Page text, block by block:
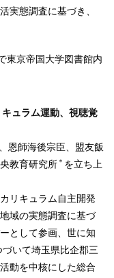
実態調査に基づき、
東京帝国大学図書館内
ュラム運動、視聴覚
恩師海後宗臣、盟友飯
教育研究所 ＊ を立ち上
リキュラム自主開発
域の実態調査に基づ
として参画、世に知
いて埼玉県比企郡三
動を中核にした総合